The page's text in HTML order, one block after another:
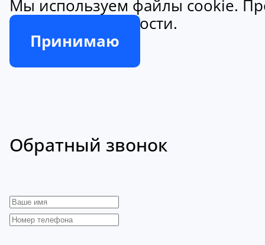
Мы используем файлы cookie.
конфиденциальности.
Принимаю
Обратный звонок